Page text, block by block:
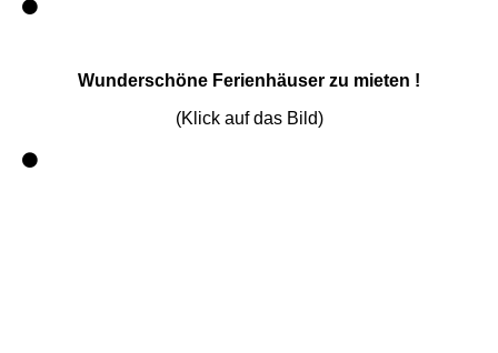
Wunderschöne Ferienhäuser zu mieten !
(Klick auf das Bild)